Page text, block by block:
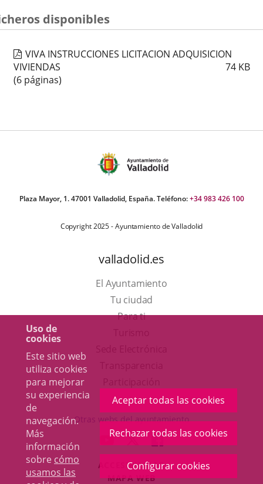
Uso de
cookies
Este sitio web
utiliza cookies
para mejorar
su experiencia
de
navegación.
Más
información
sobre cómo
usamos las
Aceptar todas las cookies
Rechazar todas las cookies
Configurar cookies
disponibles
VIVA INSTRUCCIONES LICITACION ADQUISICION
VIVIENDAS
74 KB
(6 páginas)
Plaza Mayor, 1. 47001 Valladolid, España. Teléfono:+34 983 426 100
Copyright 2025 - Ayuntamiento de Valladolid
valladolid.es
El Ayuntamiento
Tu ciudad
Para ti
en
una
ventana
nueva.
aplicación
externa.
Otras webs del ayuntamiento
ENLACE
A
UNA
ENLACE
A
UNA
ENLACE
A
UNA
ACCESIBILIDAD
MAPA WEB